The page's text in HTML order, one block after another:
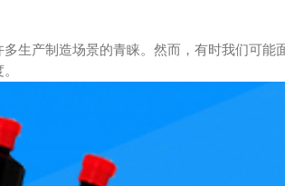
生产制造场景的青睐。然而，有时我们可能